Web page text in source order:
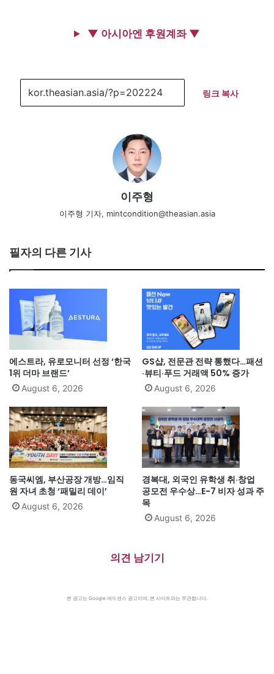
▼ 아시아엔 후원계좌 ▼
링크 복사
이주형
이주형 기자, mintcondition@theasian.asia
필자의 다른 기사
에스트라, 유로모니터 선정 ‘한국
1위 더마 브랜드’
August 6, 2026
GS샵, 전문관 전략 통했다…패션
·뷰티·푸드 거래액 50% 증가
August 6, 2026
동국씨엠, 부산공장 개방…임직
원 자녀 초청 ‘패밀리 데이’
August 6, 2026
경복대, 외국인 유학생 취·창업
공모전 우수상…E-7 비자 성과 주
목
August 6, 2026
의견 남기기
본 광고는 Google 애드센스 광고이며, 본 사이트와는 무관합니다.